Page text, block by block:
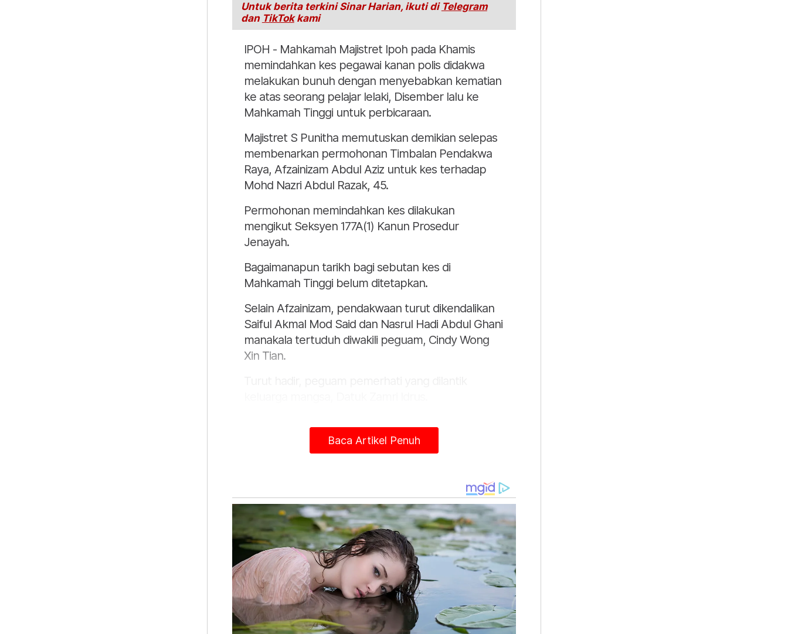
Untuk berita terkini Sinar Harian, ikuti di Telegram
dan TikTokkami
IPOH - Mahkamah Majistret Ipoh pada Khamis
memindahkan kes pegawai kanan polis didakwa
melakukan bunuh dengan menyebabkan kematian
ke atas seorang pelajar lelaki, Disember lalu ke
Mahkamah Tinggi untuk perbicaraan.
Majistret S Punitha memutuskan demikian selepas
membenarkan permohonan Timbalan Pendakwa
Raya, Afzainizam Abdul Aziz untuk kes terhadap
Mohd Nazri Abdul Razak, 45.
Permohonan memindahkan kes dilakukan
mengikut Seksyen 177A(1) Kanun Prosedur
Jenayah.
Bagaimanapun tarikh bagi sebutan kes di
Mahkamah Tinggi belum ditetapkan.
Selain Afzainizam, pendakwaan turut dikendalikan
Saiful Akmal Mod Said dan Nasrul Hadi Abdul Ghani
manakala tertuduh diwakili peguam, Cindy Wong
Xin Tian.
Baca Artikel Penuh